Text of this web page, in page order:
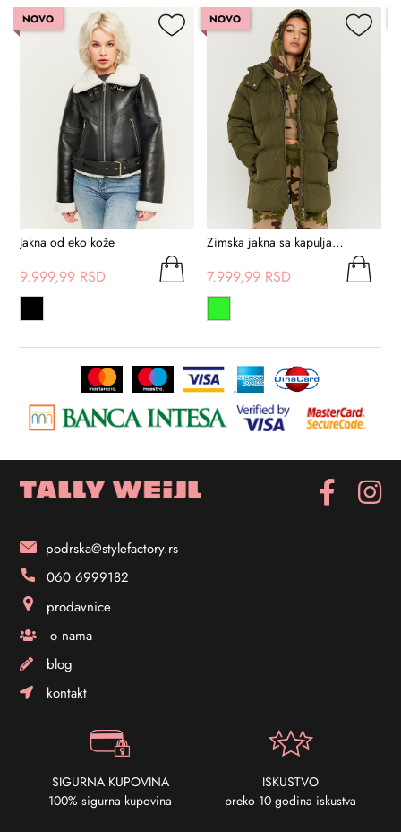
NOVO
Jakna od eko kože
9.999,99 RSD
NOVO
Zimska jakna sa kapuljačom
7.999,99 RSD
podrska@stylefactory.rs
060 6999182
prodavnice
o nama
blog
kontakt
SIGURNA KUPOVINA
100% sigurna kupovina
ISKUSTVO
preko 10 godina iskustva